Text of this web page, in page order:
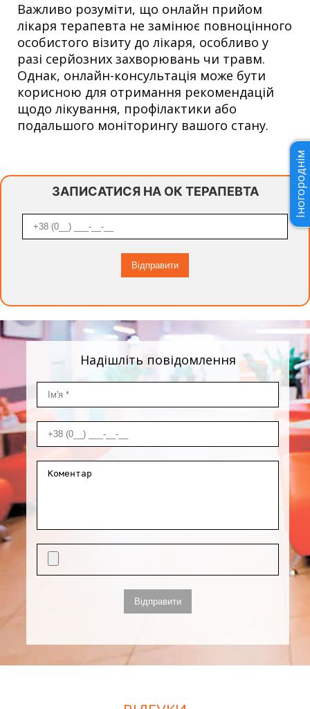
Важливо розуміти, що онлайн прийом
лікаря терапевта не замінює повноцінного
особистого візиту до лікаря, особливо у
разі серйозних захворювань чи травм.
Однак, онлайн-консультація може бути
корисною для отримання рекомендацій
щодо лікування, профілактики або
подальшого моніторингу вашого стану.
ЗАПИСАТИСЯ НА ОК ТЕРАПЕВТА
Надішліть повідомлення
Іногороднім